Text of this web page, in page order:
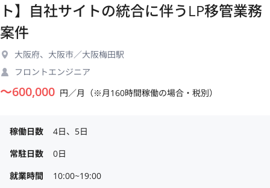
ト】自社サイトの統合に伴うLP移管業務
案件
大阪府、大阪市／大阪梅田駅
フロントエンジニア
〜600,000 円／月（※月160時間稼働の場合・税別）
稼働日数
4日、5日
常駐日数
0日
就業時間
10:00~19:00